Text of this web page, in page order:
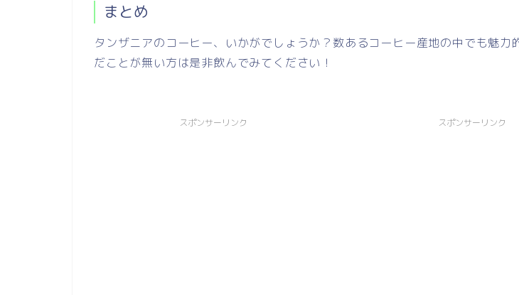
まとめ
タンザニアのコーヒー、いかがでしょうか？数あるコーヒー産地の中でも魅力
だことが無い方は是非飲んでみてください！
スポンサーリンク スポンサーリンク